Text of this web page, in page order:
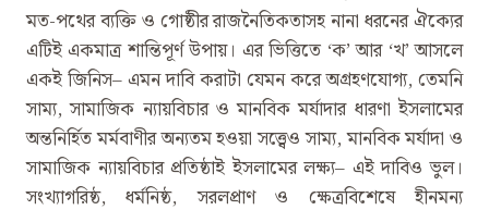
মত-পথের ব্যক্তি ও গোষ্ঠীর রাজনৈতিকতাসহ নানা ধরনের ঐক্যের
এটিই একমাত্র শান্তিপূর্ণ উপায়। এর ভিত্তিতে ‘ক’ আর ‘খ’ আসলে
একই জিনিস– এমন দাবি করাটা যেমন করে অগ্রহণযোগ্য, তেমনি
সাম্য, সামাজিক ন্যায়বিচার ও মানবিক মর্যাদার ধারণা ইসলামের
অন্তনির্হিত মর্মবাণীর অন্যতম হওয়া সত্ত্বেও সাম্য, মানবিক মর্যাদা ও
সামাজিক ন্যায়বিচার প্রতিষ্ঠাই ইসলামের লক্ষ্য– এই দাবিও ভুল।
সংখ্যাগরিষ্ঠ, ধর্মনিষ্ঠ, সরলপ্রাণ ও ক্ষেত্রবিশেষে হীনমন্য